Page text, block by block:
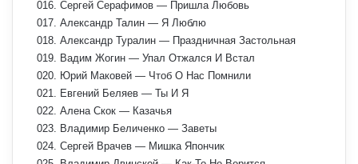
016. Сергей Серафимов — Пришла Любовь
017. Александр Талин — Я Люблю
018. Александр Туралин — Праздничная Застольная
019. Вадим Жогин — Упал Отжался И Встал
020. Юрий Маковей — Чтоб О Нас Помнили
021. Евгений Беляев — Ты И Я
022. Алена Скок — Казачья
023. Владимир Беличенко — Заветы
024. Сергей Врачев — Мишка Япончик